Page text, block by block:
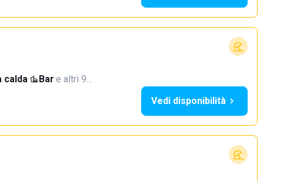
calda· Bar·e altri 9…
Vedi disponibilità